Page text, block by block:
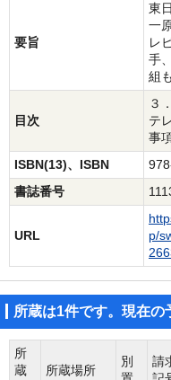
要旨
東
一
レ
手
組
目次
３
テ
事
ISBN(13)、ISBN
書誌番号
URL
p/
所蔵は1件です。現在の
所
蔵
所蔵場所
別
請